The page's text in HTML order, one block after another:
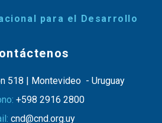
para el Desarrollo
518 | Montevideo - Uruguay
+598 2916 2800
cnd@cnd.org.uy